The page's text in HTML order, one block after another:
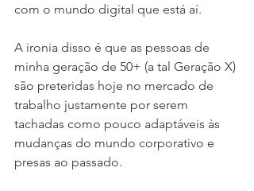
com o mundo digital que está aí.
A ironia disso é que as pessoas de
minha geração de 50+ (a tal Geração X)
são preteridas hoje no mercado de
trabalho justamente por serem
tachadas como pouco adaptáveis às
mudanças do mundo corporativo e
presas ao passado.